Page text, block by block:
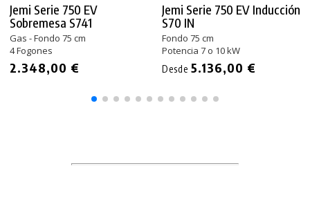
Jemi Serie 750 EV
Sobremesa S741
Gas - Fondo 75 cm
4 Fogones
2.348,00 €
Jemi Serie 750 EV Inducción
S70 IN
Fondo 75 cm
Potencia 7 o 10 kW
Desde 5.136,00 €